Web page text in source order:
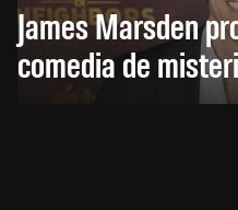
James Marsden
comedia de